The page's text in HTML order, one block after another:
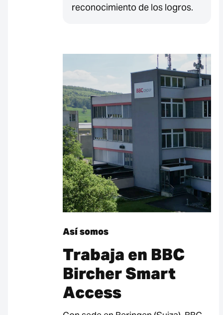
reconocimiento de los logros.
Así somos
Trabaja en BBC
Bircher Smart
Access